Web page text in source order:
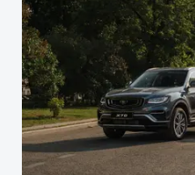
Яркий кроссовер
от 2 219 990 ₽*
Обзор В наличии
Автокредит
Трейд-ин
Страхование
Расчет КАСКО
ПОДДЕРЖКА
Гарантия Belgee
Belgee Линк
Belgee Клуб
Belgee Плюс
О дилерском центре
Правовая информация